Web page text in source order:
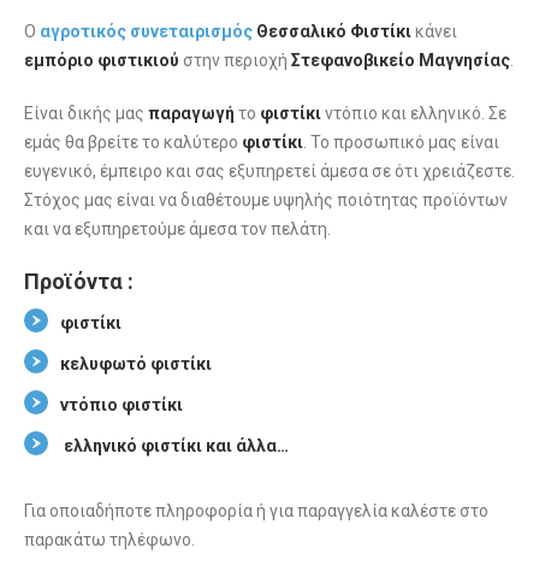
Ο αγροτικός συνεταιρισμός Θεσσαλικό Φιστίκικάνει
εμπόριο φιστικιού στην περιοχή Στεφανοβικείο Μαγνησίας.
Είναι δικής μας παραγωγή το φιστίκιντόπιο και ελληνικό. Σε
εμάς θα βρείτε το καλύτερο φιστίκι. Το προσωπικό μας είναι
ευγενικό, έμπειρο και σας εξυπηρετεί άμεσα σε ότι χρειάζεστε.
Στόχος μας είναι να διαθέτουμε υψηλής ποιότητας προϊόντων
και να εξυπηρετούμε άμεσα τον πελάτη.
Προϊόντα :
φιστίκι
κελυφωτό φιστίκι
ντόπιο φιστίκι
ελληνικό φιστίκι και άλλα…
Για οποιαδήποτε πληροφορία ή για παραγγελία καλέστε στο
παρακάτω τηλέφωνο.